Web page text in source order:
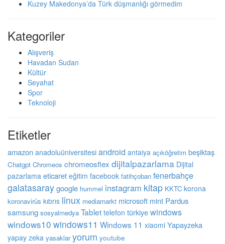
Kuzey Makedonya’da Türk düşmanlığı görmedim
Kategoriler
Alışveriş
Havadan Sudan
Kültür
Seyahat
Spor
Teknoloji
Etiketler
amazon anadoluüniversitesi android antalya açıköğretim beşiktaş
Chatgpt Chromeos chromeosflex dijitalpazarlama Dijital
pazarlama eticaret eğitim facebook fatihçoban fenerbahçe
galatasaraygoogle hummel instagram kitap KKTC korona
koronavirüs kıbrıs linux mediamarkt microsoft mint Pardus
samsung sosyalmedya Tablet telefon türkiyewindows
windows10 windows11 Windows 11 xiaomi Yapayzeka
yapay zeka yasaklar yorum youtube